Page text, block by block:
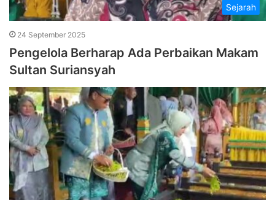
Sejarah
24 September 2025
Pengelola Berharap Ada Perbaikan Makam
Sultan Suriansyah